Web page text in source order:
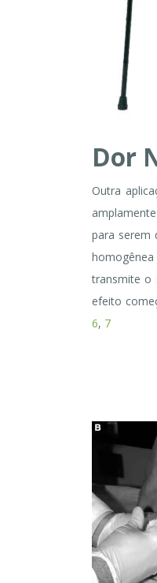
Dor
Outra
para serem
transmite o
efeito
6, 7